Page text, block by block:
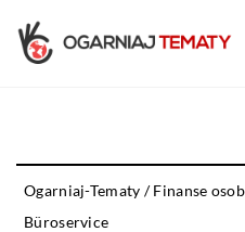
Ogarniaj-Tematy /Finanse
Büroservice